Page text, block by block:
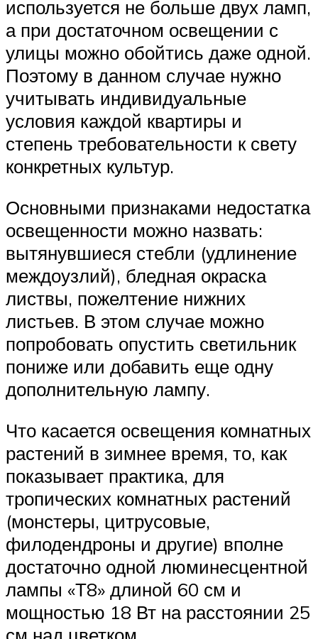
используется не больше двух ламп,
а при достаточном освещении с
улицы можно обойтись даже одной.
Поэтому в данном случае нужно
учитывать индивидуальные
условия каждой квартиры и
степень требовательности к свету
конкретных культур.
Основными признаками недостатка
освещенности можно назвать:
вытянувшиеся стебли (удлинение
междоузлий), бледная окраска
листвы, пожелтение нижних
листьев. В этом случае можно
попробовать опустить светильник
пониже или добавить еще одну
дополнительную лампу.
Что касается освещения комнатных
растений в зимнее время, то, как
показывает практика, для
тропических комнатных растений
(монстеры, цитрусовые,
филодендроны и другие) вполне
достаточно одной люминесцентной
лампы «Т8» длиной 60 см и
мощностью 18 Вт на расстоянии 25